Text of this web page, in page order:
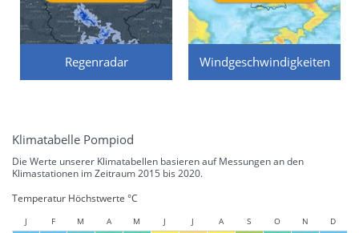
Regenradar Windgeschwindigkeiten
Klimatabelle Pompiod
Die Werte unserer Klimatabellen basieren auf Messungen an den
Klimastationen im Zeitraum 2015 bis 2020.
Temperatur Höchstwerte °C
J F M A M J J A S O N D